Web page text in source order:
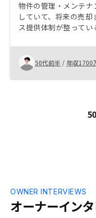
物件の管理・メンテナ
していて、将来の売
ス提供体制が整ってい
日々の収支状況がア
と。また、担当者の
ると感じられたこと
意出来ました。余計な
んが、従業員の方の
50代前半 / 年収1700
オーナーイン
OWNER INTERVIEWS